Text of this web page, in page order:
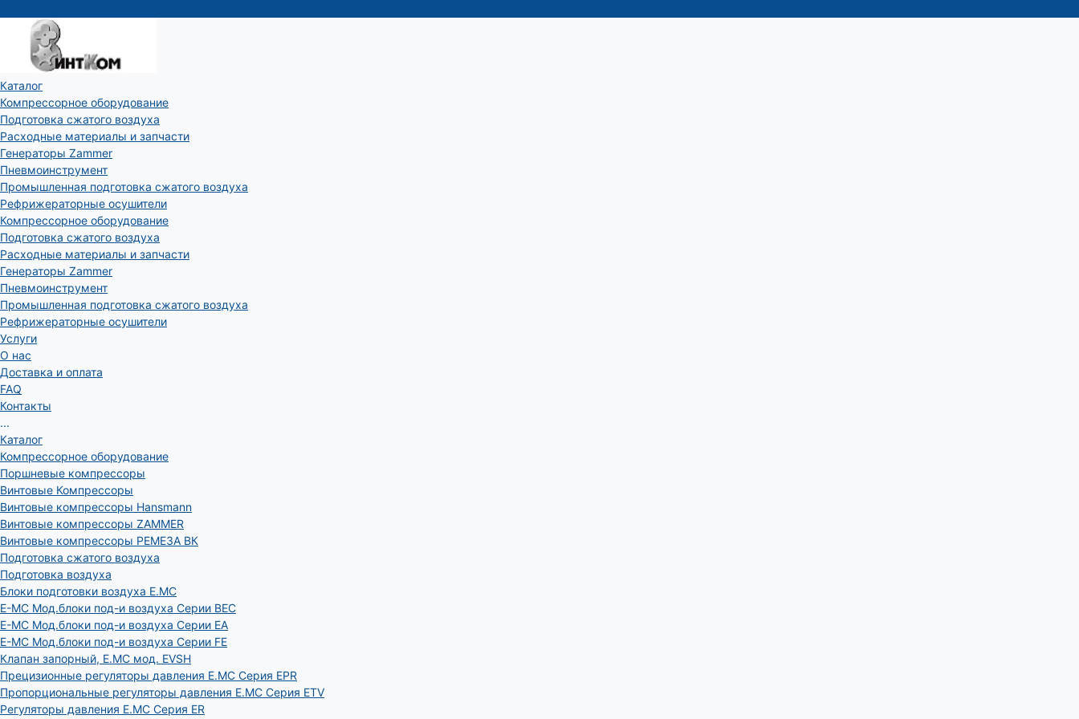
Каталог
Компрессорное оборудование
Подготовка сжатого воздуха
Расходные материалы и запчасти
Генераторы Zammer
Пневмоинструмент
Промышленная подготовка сжатого воздуха
Рефрижераторные осушители
Компрессорное оборудование
Подготовка сжатого воздуха
Расходные материалы и запчасти
Генераторы Zammer
Пневмоинструмент
Промышленная подготовка сжатого воздуха
Рефрижераторные осушители
Услуги
О нас
Доставка и оплата
FAQ
Контакты
...
Каталог
Компрессорное оборудование
Поршневые компрессоры
Винтовые Компрессоры
Винтовые компрессоры Hansmann
Винтовые компрессоры ZAMMER
Винтовые компрессоры РЕМЕЗА ВК
Подготовка сжатого воздуха
Подготовка воздуха
Блоки подготовки воздуха E.MC
E-MC Мод.блоки под-и воздуха Серии BEC
E-MC Мод.блоки под-и воздуха Серии EA
E-MC Мод.блоки под-и воздуха Серии FE
Клапан запорный, E.MC мод. EVSH
Прецизионные регуляторы давления E.MC Серия EPR
Пропорциональные регуляторы давления E.MC Серия ETV
Регуляторы давления E.MC Серия ER